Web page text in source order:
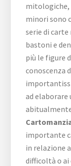
mitologiche,
minori sono
serie di carte
bastoni e
più le figure
conoscenza
ad
importante
in relazione
difficoltà o